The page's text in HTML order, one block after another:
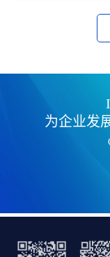
为企业发